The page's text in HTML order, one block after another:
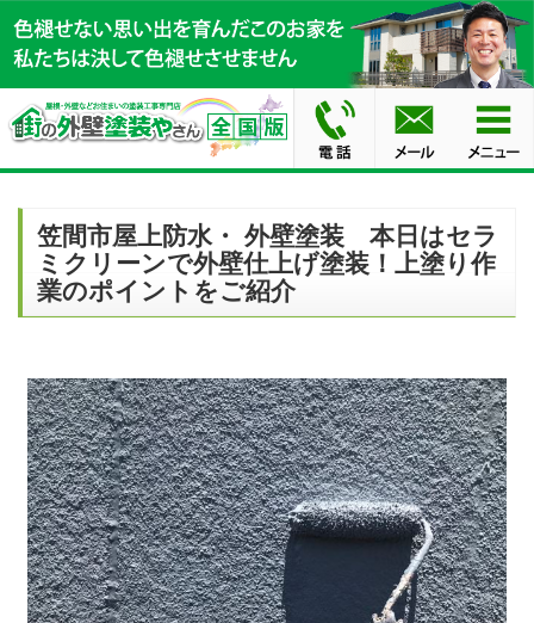
笠間市屋上防水・ 外壁塗装 本日はセラ
ミクリーンで外壁仕上げ塗装！上塗り作
業のポイントをご紹介